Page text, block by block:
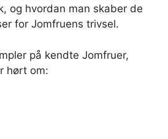
og hvordan man skaber de
for Jomfruens trivsel.
på kendte Jomfruer,
hørt om: